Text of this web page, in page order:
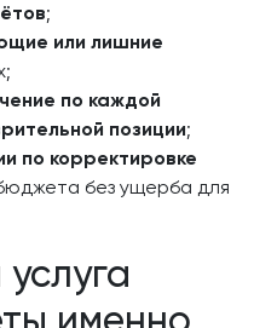
;
или лишние
по каждой
позиции;
по корректировке
без ущерба для